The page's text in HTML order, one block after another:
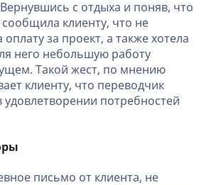
Вернувшись с отдыха и поняв, что
клиенту, что не
за проект, а также хотела
него небольшую работу
Такой жест, по мнению
клиенту, что переводчик
удовлетворении потребностей
письмо от клиента, не